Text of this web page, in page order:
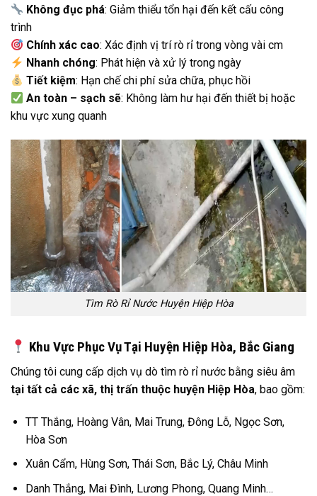
Không đục phá: Giảm thiểu tổn hại đến kết cấu công
trình
Chính xác cao: Xác định vị trí rò rỉ trong vòng vài cm
Nhanh chóng: Phát hiện và xử lý trong ngày
Tiết kiệm: Hạn chế chi phí sửa chữa, phục hồi
An toàn – sạch sẽ: Không làm hư hại đến thiết bị hoặc
khu vực xung quanh
Tìm Rò Rỉ Nước Huyện Hiệp Hòa
Khu Vực Phục Vụ Tại Huyện Hiệp Hòa, Bắc Giang
Chúng tôi cung cấp dịch vụ dò tìm rò rỉ nước bằng siêu âm
tại tất cả các xã, thị trấn thuộc huyện Hiệp Hòa, bao gồm:
TT Thắng, Hoàng Vân, Mai Trung, Đông Lỗ, Ngọc Sơn,
Hòa Sơn
Xuân Cẩm, Hùng Sơn, Thái Sơn, Bắc Lý, Châu Minh
Danh Thắng, Mai Đình, Lương Phong, Quang Minh…